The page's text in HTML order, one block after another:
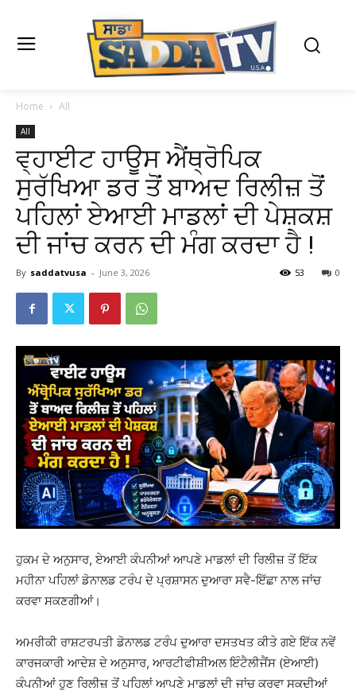
Home All
All
ਵ੍ਹਾਈਟ ਹਾਊਸ ਐਂਥ੍ਰੋਪਿਕ
ਸੁਰੱਖਿਆ ਡਰ ਤੋਂ ਬਾਅਦ ਰਿਲੀਜ਼ ਤੋਂ
ਪਹਿਲਾਂ ਏਆਈ ਮਾਡਲਾਂ ਦੀ ਪੇਸ਼ਕਸ਼
ਦੀ ਜਾਂਚ ਕਰਨ ਦੀ ਮੰਗ ਕਰਦਾ ਹੈ !
By saddatvusa - June 3, 2026 0
53
ਹੁਕਮ ਦੇ ਅਨੁਸਾਰ, ਏਆਈ ਕੰਪਨੀਆਂ ਆਪਣੇ ਮਾਡਲਾਂ ਦੀ ਰਿਲੀਜ਼ ਤੋਂ ਇੱਕ
ਮਹੀਨਾ ਪਹਿਲਾਂ ਡੋਨਾਲਡ ਟਰੰਪ ਦੇ ਪ੍ਰਸ਼ਾਸਨ ਦੁਆਰਾ ਸਵੈ-ਇੱਛਾ ਨਾਲ ਜਾਂਚ
ਕਰਵਾ ਸਕਣਗੀਆਂ।
ਅਮਰੀਕੀ ਰਾਸ਼ਟਰਪਤੀ ਡੋਨਾਲਡ ਟਰੰਪ ਦੁਆਰਾ ਦਸਤਖਤ ਕੀਤੇ ਗਏ ਇੱਕ ਨਵੇਂ
ਕਾਰਜਕਾਰੀ ਆਦੇਸ਼ ਦੇ ਅਨੁਸਾਰ, ਆਰਟੀਫੀਸ਼ੀਅਲ ਇੰਟੈਲੀਜੈਂਸ (ਏਆਈ)
ਕੰਪਨੀਆਂ ਹੁਣ ਰਿਲੀਜ਼ ਤੋਂ ਪਹਿਲਾਂ ਆਪਣੇ ਮਾਡਲਾਂ ਦੀ ਜਾਂਚ ਕਰਵਾ ਸਕਦੀਆਂ